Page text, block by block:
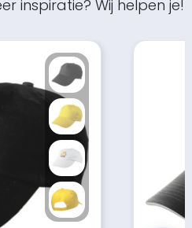
inspiratie? Wij helpen je!